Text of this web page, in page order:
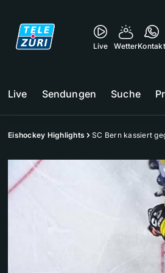
Live WetterKontakt
Live Sendungen Suche
Eishockey Highlights SC Bern kassiert